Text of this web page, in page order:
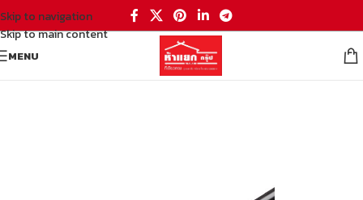
Skip to navigation
Skip to main content
MENU
เหล็กแป๊บกลม